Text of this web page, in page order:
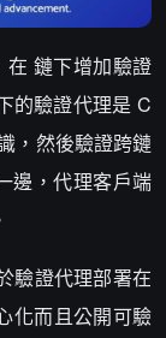
鏈下增加驗證
的驗證代理是 C
，然後驗證跨鏈
邊，代理客戶端
驗證代理部署在
化而且公開可驗